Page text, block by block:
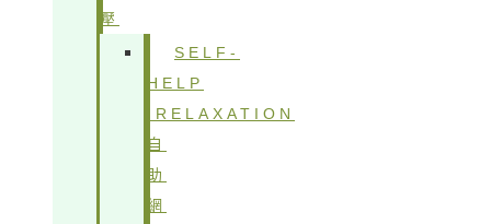
壓
SELF-
HELP
IRELAXATION
自
助
網